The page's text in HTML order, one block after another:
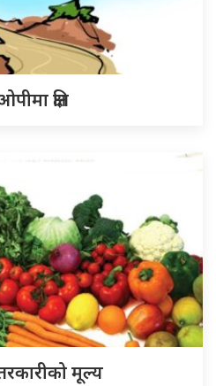
क्षति
मूल्य